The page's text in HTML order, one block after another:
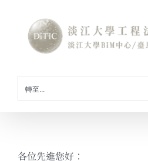
content
轉至...
各位先進您好：